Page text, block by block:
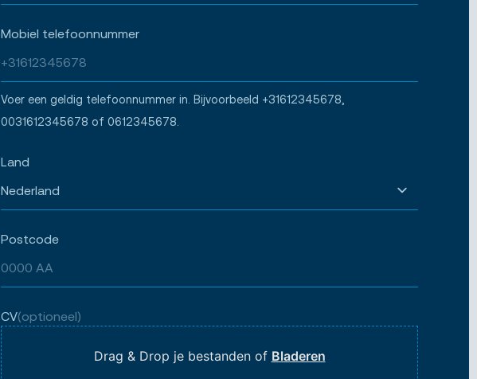
Mobiel telefoonnummer
Voer een geldig telefoonnummer in. Bijvoorbeeld +31612345678,
0031612345678 of 0612345678.
Land
Postcode
CV(optioneel)
Drag & Drop je bestanden of Bladeren